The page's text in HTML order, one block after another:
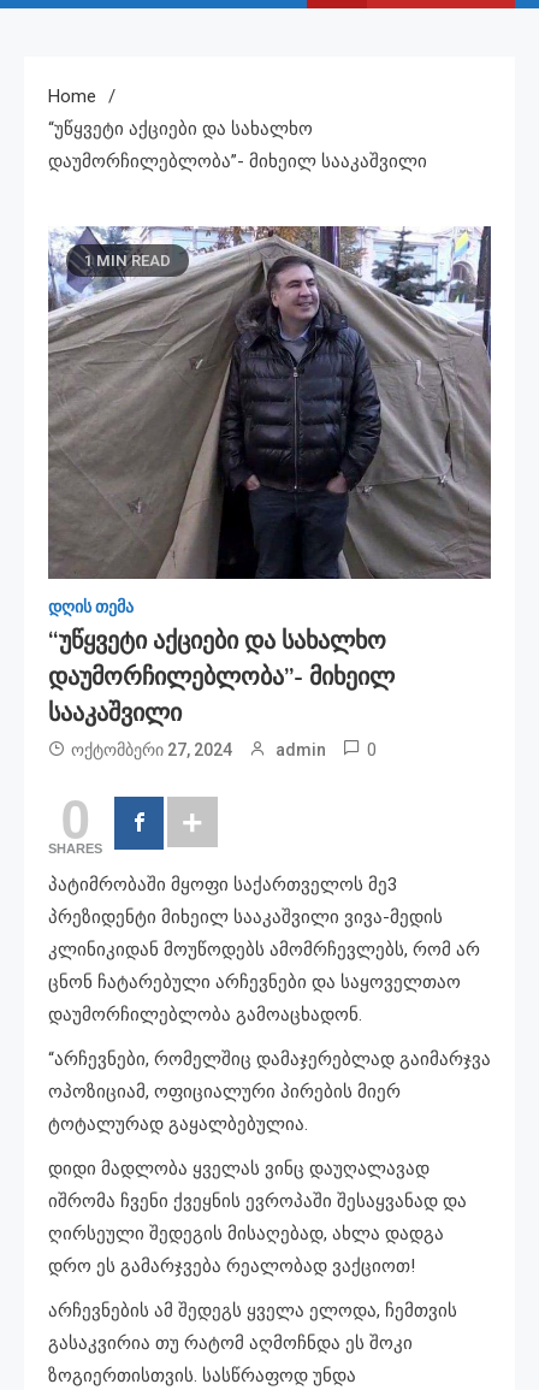
Home
“უწყვეტი Აქციები Და Სახალხო
Დაუმორჩილებლობა”- Მიხეილ Სააკაშვილი
1 MIN READ
დღის თემა
“უწყვეტი Აქციები Და Სახალხო
Დაუმორჩილებლობა”- Მიხეილ
Სააკაშვილი
ოქტომბერი 27, 2024 admin 0
0
SHARES
პატიმრობაში მყოფი საქართველოს მე3
პრეზიდენტი მიხეილ სააკაშვილი ვივა-მედის
კლინიკიდან მოუწოდებს ამომრჩევლებს, რომ არ
ცნონ ჩატარებული არჩევნები და საყოველთაო
დაუმორჩილებლობა გამოაცხადონ.
“არჩევნები, რომელშიც დამაჯერებლად გაიმარჯვა
ოპოზიციამ, ოფიციალური პირების მიერ
ტოტალურად გაყალბებულია.
დიდი მადლობა ყველას ვინც დაუღალავად
იშრომა ჩვენი ქვეყნის ევროპაში შესაყვანად და
ღირსეული შედეგის მისაღებად, ახლა დადგა
დრო ეს გამარჯვება რეალობად ვაქციოთ!
არჩევნების ამ შედეგს ყველა ელოდა, ჩემთვის
გასაკვირია თუ რატომ აღმოჩნდა ეს შოკი
ზოგიერთისთვის. სასწრაფოდ უნდა